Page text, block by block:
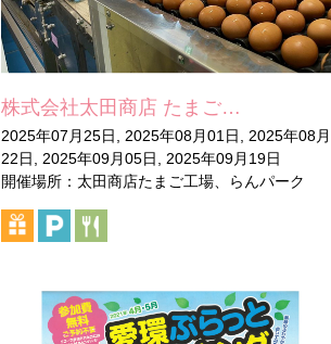
株式会社太田商店 たまご…
2025年07月25日, 2025年08月01日, 2025年08月
22日, 2025年09月05日, 2025年09月19日
開催場所：太田商店たまご工場、らんパーク